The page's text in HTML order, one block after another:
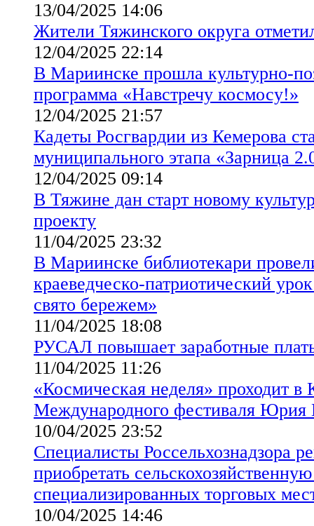
13/04/2025 14:06
Жители Тяжинского округа
12/04/2025 22:14
В Мариинске прошла культурно-
программа «Навстречу космосу!»
12/04/2025 21:57
Кадеты Росгвардии из Кемерова
муниципального этапа «Зарница
12/04/2025 09:14
В Тяжине дан старт новому
проекту
11/04/2025 23:32
В Мариинске библиотекари
краеведческо-патриотический
свято бережем»
11/04/2025 18:08
РУСАЛ повышает заработные
11/04/2025 11:26
«Космическая неделя» проходит в
Международного фестиваля Юрия
10/04/2025 23:52
Специалисты Россельхознадзора
приобретать
специализированных торговых
10/04/2025 14:46